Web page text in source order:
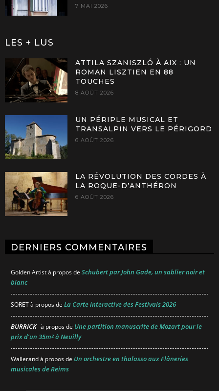
7 MAI 2026
LES + LUS
ATTILA SZANISZLÓ À AIX : UN
ROMAN LISZTIEN EN 88
TOUCHES
8 AOÛT 2026
UN PÉRIPLE MUSICAL ET
TRANSALPIN VERS LE PÉRIGORD
6 AOÛT 2026
LA RÉVOLUTION DES CORDES À
LA ROQUE-D’ANTHÉRON
6 AOÛT 2026
DERNIERS COMMENTAIRES
Golden Artistà propos de Schubert par John Gade, un sablier noir et
blanc
SORETà propos de La Carte interactive des Festivals 2026
BURRICK à propos de Une partition manuscrite de Mozart pour le
prix d’un 35m² à Neuilly
Wallerandà propos de Un orchestre en thalasso aux Flâneries
musicales de Reims